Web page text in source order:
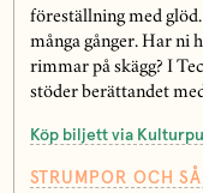
föreställning med
många gånger. Har ni
rimmar på skägg? I
stöder berättandet
Köp biljett via
STRUMPOR OCH